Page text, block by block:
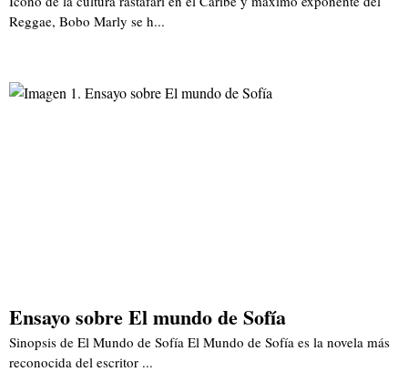
Reggae, Bobo Marly se h...
Ensayo sobre El mundo de Sofía
Sinopsis de El Mundo de Sofía El Mundo de Sofía es la novela más
reconocida del escritor ...